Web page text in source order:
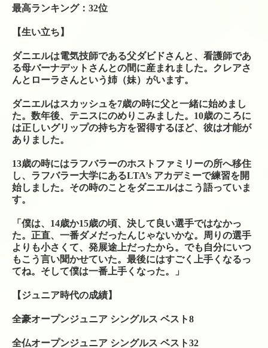
最高ランキング：32位
【生い立ち】
ダニエルは電気技師である父ダビドさんと、看護師であ
る母バーナデットさんとの間に産まれました。クレアさ
んとローラさんという姉（妹）がいます。
ダニエルはスカッシュを7歳の時に父と一緒に始めまし
た。数年後、テニスにのめりこみました。10歳のころに
は正しいグリップの持ち方を習得するほど、彼は才能が
ありました。
13歳の時にはラフバラーのホストファミリーの所へ移住
し、ラフバラー大学にあるLTA’s アカデミーで練習を開
始しました。その時のことをダニエルはこう語っていま
す。
「僕は、14歳か15歳の頃、決して良い選手ではなかっ
た。正直、一番ダメだったんじゃないかな。周りの選手
よりも小さくて、発展途上だったから。でも自分にいつ
もこう言い聞かせていた。最後にはすごく上手くなるっ
てね。そして僕は一番上手くなった。」
【ジュニア時代の成績】
全豪オープンジュニア シングルス ベスト8
全仏オープンジュニア シングルス ベスト32
硬式ポリガット
ソフトテニスガット
バドミントンガット
シューズ
シダス・インソール
振動止め
ボール関係
バドミントンシャトル
工賃色々
アクセス・お問い合わせ
駐車場への行き方（宝塚方面から来られる場合）